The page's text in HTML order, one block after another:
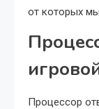
от которых
Процессор